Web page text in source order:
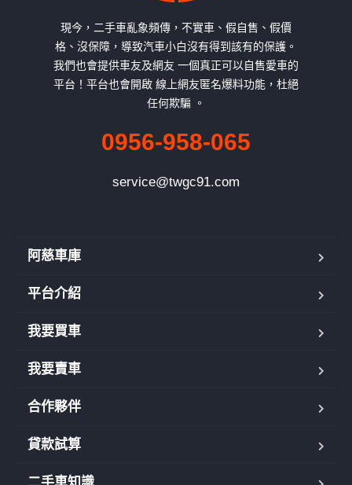
現今，二手車亂象頻傳，不實車、假自售、假價
格、沒保障，導致汽車小白沒有得到該有的保護。
我們也會提供車友及網友 一個真正可以自售愛車的
平台！平台也會開啟 線上網友匿名爆料功能，杜絕
任何欺騙 。
0956-958-065
service@twgc91.com
阿慈車庫
平台介紹
我要買車
我要賣車
合作夥伴
貸款試算